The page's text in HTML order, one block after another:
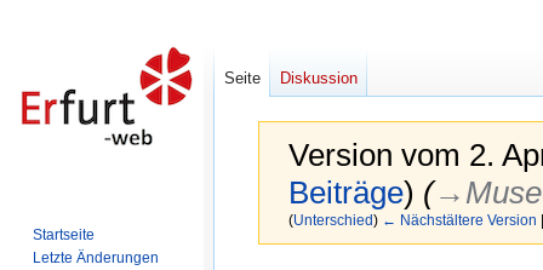
Version vom 2.
Beiträge) (
(Unterschied) ← Nächstältere Version
Seite Diskussion
Startseite
Letzte Änderungen